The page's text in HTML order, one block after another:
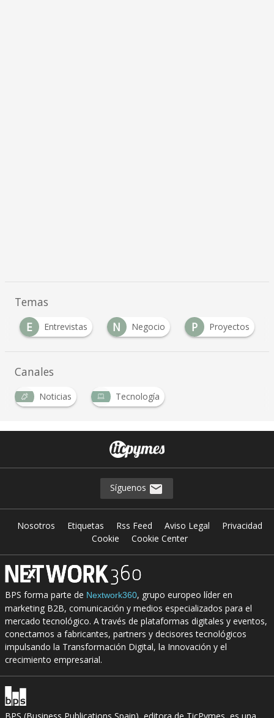
Temas
E
Entrevistas N Negocio P Proyectos
Canales
Noticias Tecnología
Síguenos
Nosotros Etiquetas Rss Feed Aviso Legal
Privacidad
Cookie
Cookie Center
BPS forma parte de Nextwork360, grupo europeo líder en
marketing B2B, comunicación y medios especializados para el
mercado tecnológico. A través de plataformas digitales y eventos,
conectamos a fabricantes, partners y decisores tecnológicos
impulsando la Transformación Digital, la Innovación y el
crecimiento empresarial.
BPS (Business Publications Spain), editora de TicPymes, es una